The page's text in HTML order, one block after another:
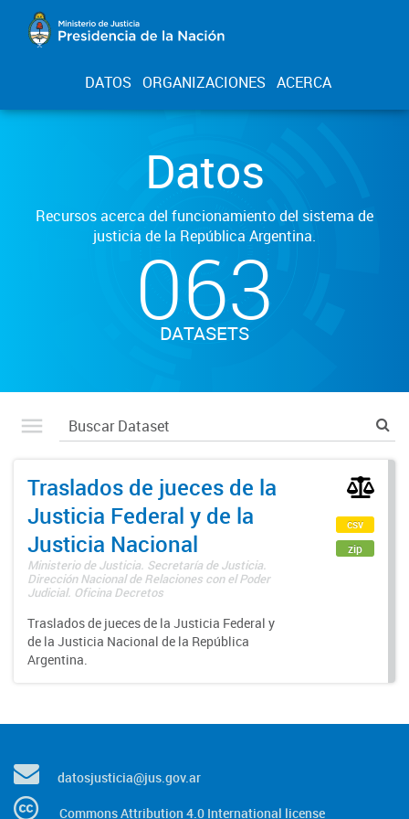
DATOS ORGANIZACIONES ACERCA
Datos
Recursos acerca del funcionamiento del sistema de
justicia de la República Argentina.
063
DATASETS
Traslados de jueces de la
Justicia Federal y de la
Justicia Nacional
Ministerio de Justicia. Secretaría de Justicia.
Dirección Nacional de Relaciones con el Poder
Judicial. Oficina Decretos
Traslados de jueces de la Justicia Federal y
de la Justicia Nacional de la República
Argentina.
csv
zip
datosjusticia@jus.gov.ar
Commons Attribution 4.0 International license